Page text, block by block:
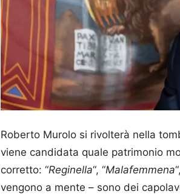
Roberto Murolo si rivolterà nella
viene candidata quale patrimonio
corretto: “Reginella“, “Malafemmena
vengono a mente – sono dei